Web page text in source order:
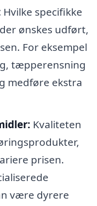
Hvilke specifikke
ønskes udført,
For eksempel
tæpperensning
medføre ekstra
Kvaliteten
prisen.
være dyrere